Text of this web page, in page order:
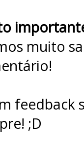
muito
;D